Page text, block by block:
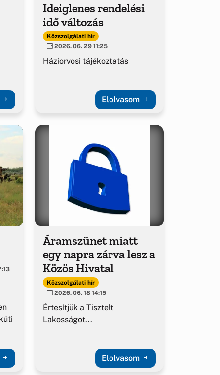
Ideiglenes rendelési
idő változás
Közszolgálati hír
2026. 06. 29 11:25
Háziorvosi tájékoztatás
Elolvasom
Áramszünet miatt
egy napra zárva lesz a
Közös Hivatal
Közszolgálati hír
2026. 06. 18 14:15
Értesítjük a Tisztelt
Lakosságot...
Elolvasom